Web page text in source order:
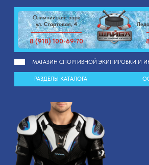
Олимпийский парк
ул. Стартовая, 4
Олимпийский парк
Ледовый дворец «Большой»
МАГАЗИН СПОРТИВНОЙ ЭКИПИРОВКИ И ИНВЕНТАРЯ В СОЧИ
8 (918) 100-69-70 8 (966) 777-79-30